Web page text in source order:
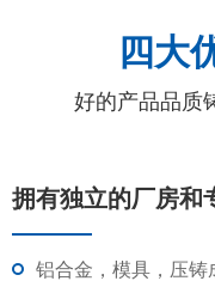
四大
好的产品品质
拥有独立的厂房和
铝合金，模具，压铸